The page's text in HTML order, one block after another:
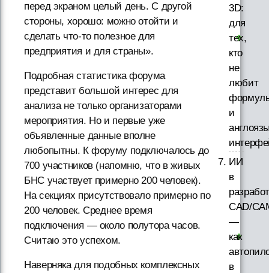
перед экраном целый день. С другой
стороны, хорошо: можно отойти и
сделать что-то полезное для
предприятия и для страны».
Подробная статистика форума
представит большой интерес для
анализа не только организаторами
мероприятия. Но и первые уже
объявленные данные вполне
любопытны. К форуму подключалось до
700 участников (напомню, что в живых
БНС участвует примерно 200 человек).
На секциях присутствовало примерно по
200 человек. Среднее время
подключения — около полутора часов.
Считаю это успехом.
Наверняка для подобных комплексных
3D:
для
тех,
кто
не
любит
и
ИИ
в
CAD/
—
как
в